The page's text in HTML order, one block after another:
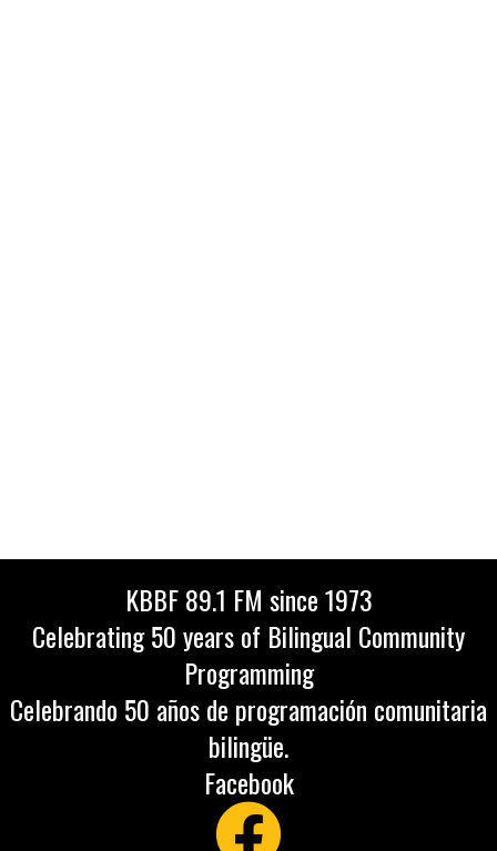
KBBF 89.1 FM since 1973
Celebrating 50 years of Bilingual Community
Programming
Celebrando 50 años de programación comunitaria
bilingüe.
Facebook